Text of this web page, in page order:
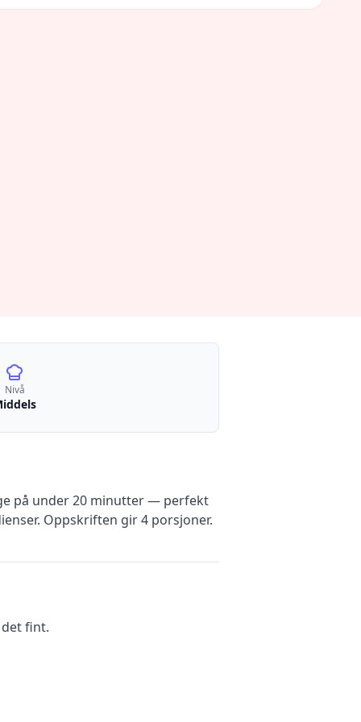
Nivå
på under 20 minutter — perfekt
. Oppskriften gir4 porsjoner.
fint.